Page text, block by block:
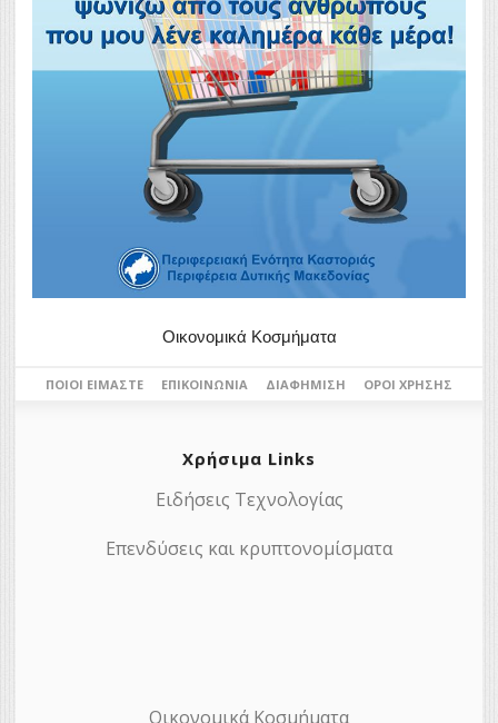
Οικονομικά Κοσμήματα
ΠΟΙΟΙ ΕΊΜΑΣΤΕ ΕΠΙΚΟΙΝΩΝΊΑ ΔΙΑΦΉΜΙΣΗ ΌΡΟΙ ΧΡΉΣΗΣ
Χρήσιμα Links
Ειδήσεις Τεχνολογίας
Επενδύσεις και κρυπτονομίσματα
Οικονομικά Κοσμήματα